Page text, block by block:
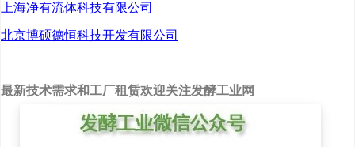
上海净有流体科技有限公司
北京博硕德恒科技开发有限公司
最新技术需求和工厂租赁欢迎关注发酵工业网